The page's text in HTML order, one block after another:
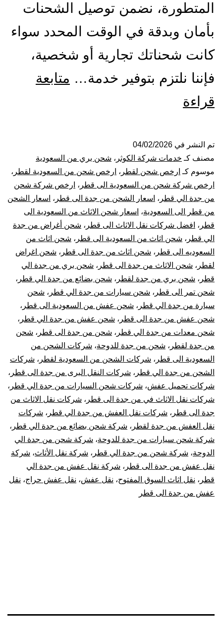
المتطورة، نضمن توصيل الشحنات
بأمان وبدقة في الوقت المحدد سواء
كانت شحناتك تجارية أو شخصية،
فإننا نلتزم بتوفير خدمة… متابعة
قراءة
من
جدة
الي
قطر
|
نقل
عفش
من
جدة
لقطر
تم النشر في 04/02/2026
مصنف كـ خدمات شركة الكوثر ، شحن بري من السعودية
موسوم كـ ارخص شحن لقطر ، ارخص شحن من السعودية لقطر ،
ارخص شركة شحن من السعودية الى قطر ، ارخص شركة شحن
من جدة الي قطر ، اسعار الشحن من جدة الى قطر ، اسعار الشحن
من قطر الى السعودية، اسعار شحن الاثاث من السعودية الى
قطر ، افضل شركات نقل الاثاث الى قطر ، شحن أغراض من جدة
الي قطر ، شحن اثاث من السعودية الى قطر ، شحن اثاث من
السعوديه الى قطر ، شحن اثاث من جدة الى قطر ، شحن اغراض
لقطر ، شحن الاثاث من جدة الى قطر ، شحن بري من جدة الي
قطر ، شحن بري من جدة لقطر ، شحن بضائع من جدة الي قطر ،
شحن تمر الى قطر ، شحن سيارات من جدة الي قطر ، شحن
سيارة من جدة الي قطر ، شحن عفش من السعودية الى قطر ،
شحن عفش من جدة الى قطر ، شحن عفش من جدة الي قطر ،
شحن معدات من جدة الي قطر ، شحن من جدة الى قطر ، شحن
من جدة لقطر ، شحن من جدة للدوحة، شركات الشحن من
السعودية الى قطر ، شركات الشحن من السعودية لقطر ، شركات
الشحن من جدة الي قطر ، شركات النقل البرى من جدة الى قطر ،
شركات تحميل عفش، شركات شحن السيارات من جدة الي قطر ،
شركات نقل الاثاث في من جدة الى قطر ، شركات نقل الاثاث من
جدة الى قطر ، شركات نقل العفش من جدة الي قطر ، شركات
نقل العفش من جدة لقطر ، شركة شحن بضائع من جدة الي قطر ،
شركة شحن سيارات من جدة للدوحة، شركة شحن من جدة الي
الدوحة، شركة شحن من جدة الي قطر ، شركة نقل الأثاث، شركة
نقل عفش من جدة الى قطر ، شركة نقل عفش من جدة الي
قطر ، نقل اثاث السوق المفتوح، نقل عفش، نقل عفش حراج، نقل
عفش من جدة الى قطر